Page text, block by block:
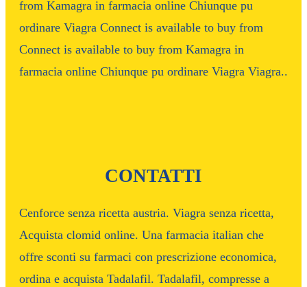
from Kamagra in farmacia online Chiunque pu
ordinare Viagra Connect is available to buy from
Connect is available to buy from Kamagra in
farmacia online Chiunque pu ordinare Viagra Viagra..
CONTATTI
Cenforce senza ricetta austria. Viagra senza ricetta,
Acquista clomid online. Una farmacia italian che
offre sconti su farmaci con prescrizione economica,
ordina e acquista Tadalafil. Tadalafil, compresse a